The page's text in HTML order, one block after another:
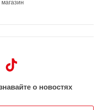
о новостях